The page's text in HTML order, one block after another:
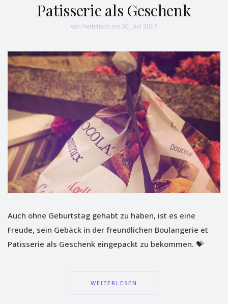
Patisserie als Geschenk
von herbfrisch am 30. Juli 2017
Auch ohne Geburtstag gehabt zu haben, ist es eine
Freude, sein Gebäck in der freundlichen Boulangerie et
Patisserie als Geschenk eingepackt zu bekommen. 💝
WEITERLESEN